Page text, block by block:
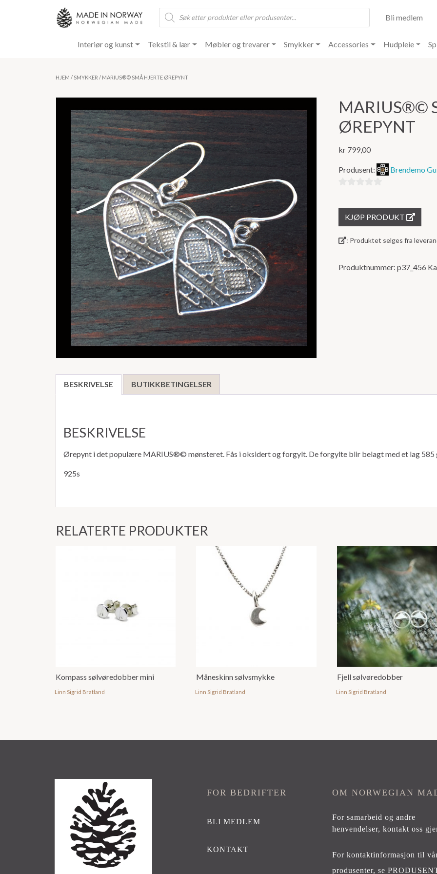
Products
search
Bli medlem
Interiør og kunst Tekstil & lær Møbler og trevarer Smykker Accessories Hudpleie
HJEM / SMYKKER / MARIUS®️©️ SMÅ HJERTE ØREPYNT
MARIUS®️©️
ØREPYNT
kr 799,00
Produsent: Brendemo
avKJØP PRODUKT
: Produktet selges fra
Produktnummer:p37_456
BESKRIVELSE BUTIKKBETINGELSER
BESKRIVELSE
Ørepynt i det populære MARIUS®️©️ mønsteret. Fås i oksidert og forgylt. De forgylte blir belagt med et lag 585
925s
RELATERTE PRODUKTER
Kompass sølvøredobber mini
Linn Sigrid Bratland
Måneskinn sølvsmykke
Linn Sigrid Bratland
Fjell sølvøredobber
Linn Sigrid Bratland
FOR BEDRIFTER
BLI MEDLEM
KONTAKT
OM NORWEGIAN
For samarbeid og andre
henvendelser,kontakt oss
For kontaktinformasjon til
produsenter, se